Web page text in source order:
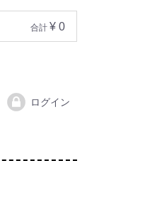
合計 ¥ 0
ログイン